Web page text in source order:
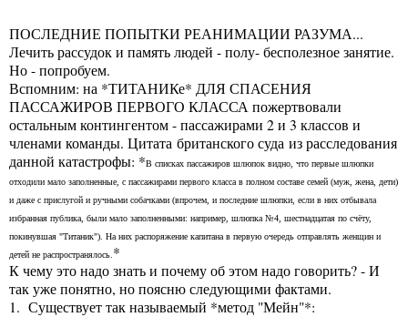
ПОСЛЕДНИЕ ПОПЫТКИ РЕАНИМАЦИИ РАЗУМА...
Лечить рассудок и память людей - полу- бесполезное занятие.
Но - попробуем.
Вспомним: на *ТИТАНИКе* ДЛЯ СПАСЕНИЯ
ПАССАЖИРОВ ПЕРВОГО КЛАССА пожертвовали
остальным контингентом - пассажирами 2 и 3 классов и
членами команды. Цитата британского суда из расследования
данной катастрофы: *В списках пассажиров шлюпок видно, что первые шлюпки
отходили мало заполненные, с пассажирами первого класса в полном составе семей (муж, жена, дети)
и даже с прислугой и ручными собачками (впрочем, и последние шлюпки, если в них отбывала
избранная публика, были мало заполненными: например, шлюпка №4, шестнадцатая по счёту,
покинувшая "Титаник"). На них распоряжение капитана в первую очередь отправлять женщин и
детей не распространялось. *
К чему это надо знать и почему об этом надо говорить? - И
так уже понятно, но поясню следующими фактами.
1. Существует так называемый *метод "Мейн"*: